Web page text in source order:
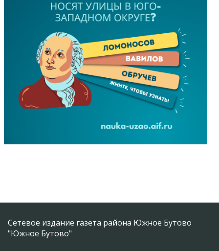
Сетевое издание газета района Южное Бутово
"Южное Бутово"